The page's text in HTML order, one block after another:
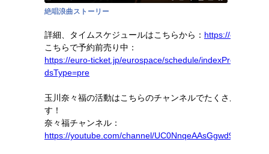
絶唱浪曲ストーリー
詳細、タイムスケジュールはこちらから： https://
こちらで予約前売り中：
https://euro-ticket.jp/eurospace/schedule/indexPre.php?
dsType=pre
玉川奈々福の活動はこちらのチャンネルでたくさん観られ
す！
奈々福チャンネル：
https://youtube.com/channel/